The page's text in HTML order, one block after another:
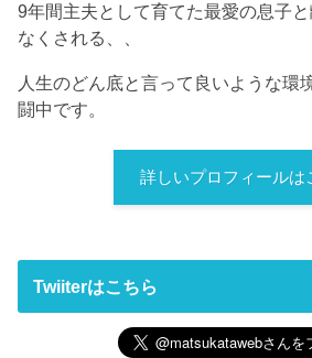
9年間主夫として育てた最愛の息子
なくされる、、
人生のどん底と言って良いような環
闘中です。
詳しいプロフィールは
Twiiterはこちら